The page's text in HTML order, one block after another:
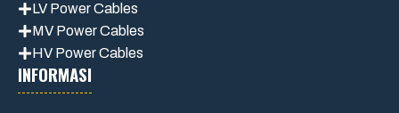
LV Power Cables
MV Power Cables
HV Power Cables
INFORMASI